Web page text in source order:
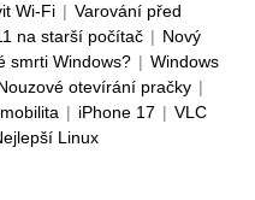
Wi-Fi | Varování před
na starší počítač | Nový
smrti Windows? | Windows
otevírání pračky |
| iPhone 17 | VLC
Linux